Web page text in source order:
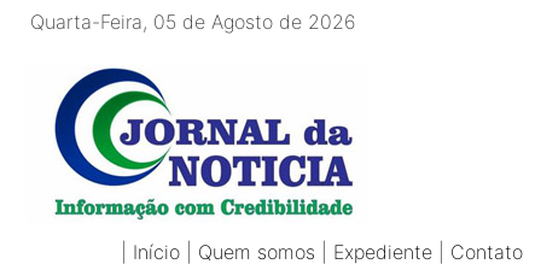
Quarta-Feira, 05 de Agosto de 2026
Início Quem somos Expediente Contato